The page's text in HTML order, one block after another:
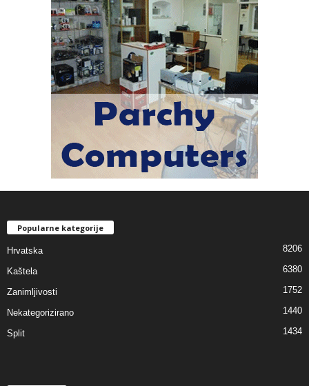
Popularne kategorije
Hrvatska 8206
Kaštela 6380
Zanimljivosti 1752
Nekategorizirano 1440
Split 1434